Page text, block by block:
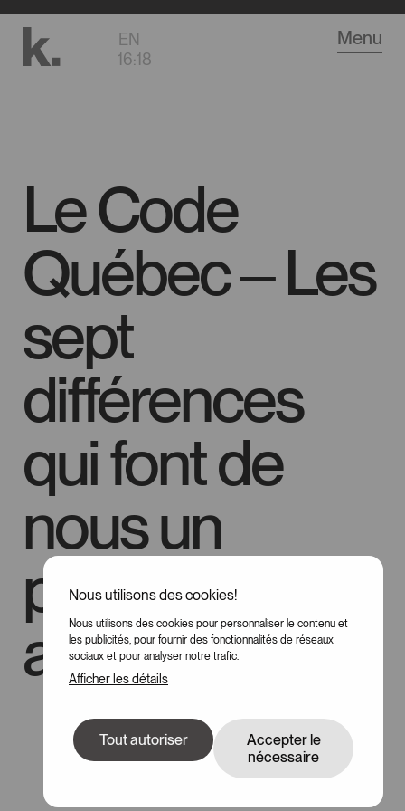
Nous utilisons des cookies!
Nous utilisons des cookies pour personnaliser le contenu et
les publicités, pour fournir des fonctionnalités de réseaux
sociaux et pour analyser notre trafic.
Afficher les détails
Tout autoriser
Accepter le
nécessaire
100
Aller
contenu
EN
16:18
Menu
Le Code
Québec ‒ Les
sept
différences
qui font de
nous un
peuple unique
au monde